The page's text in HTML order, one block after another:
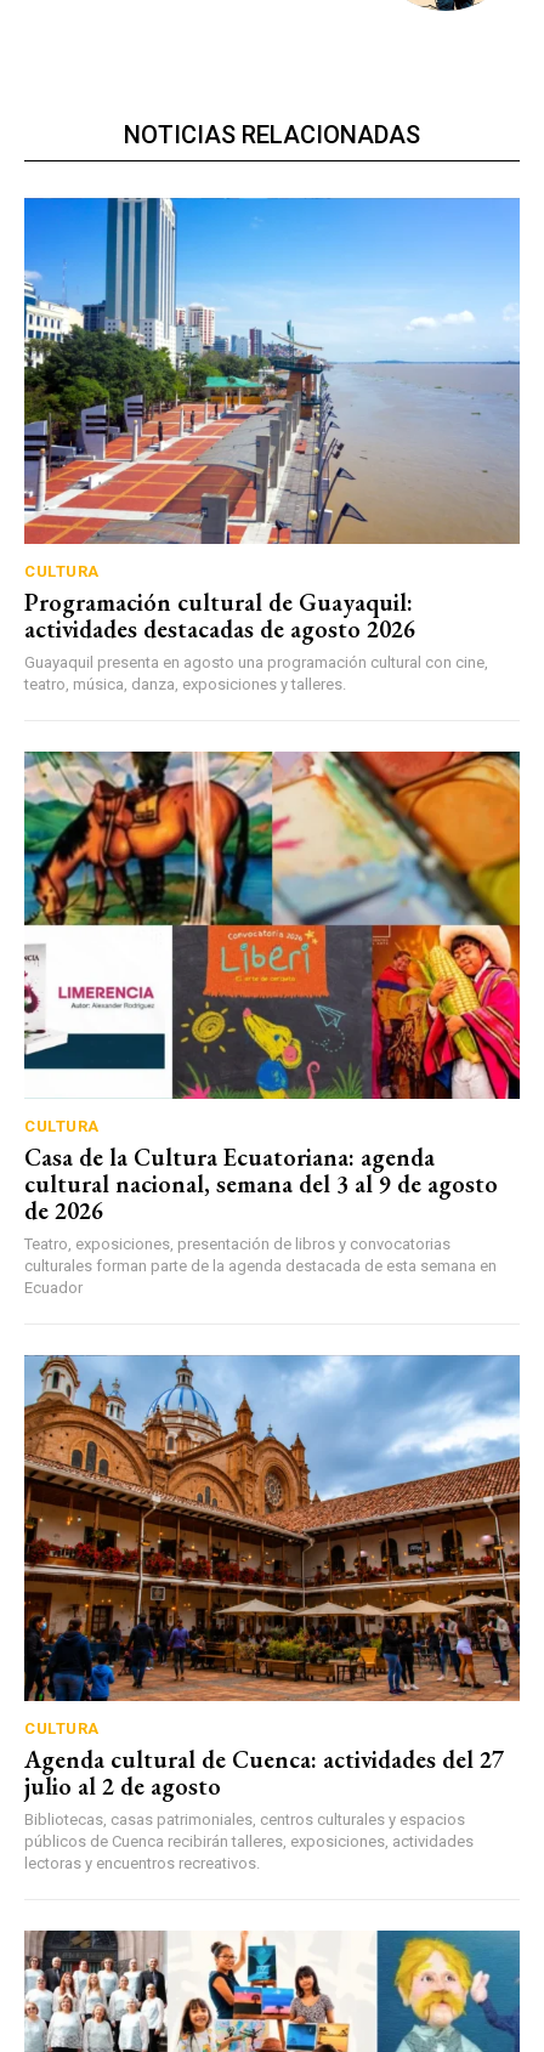
NOTICIAS RELACIONADAS
CULTURA
Programación cultural de Guayaquil:
actividades destacadas de agosto 2026
Guayaquil presenta en agosto una programación cultural con cine,
teatro, música, danza, exposiciones y talleres.
CULTURA
Casa de la Cultura Ecuatoriana: agenda
cultural nacional, semana del 3 al 9 de agosto
de 2026
Teatro, exposiciones, presentación de libros y convocatorias
culturales forman parte de la agenda destacada de esta semana en
Ecuador
CULTURA
Agenda cultural de Cuenca: actividades del 27
julio al 2 de agosto
Bibliotecas, casas patrimoniales, centros culturales y espacios
públicos de Cuenca recibirán talleres, exposiciones, actividades
lectoras y encuentros recreativos.